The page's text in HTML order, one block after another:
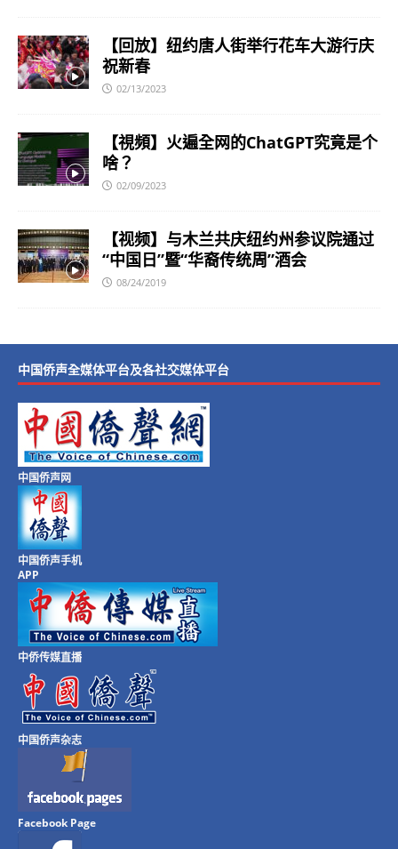
【回放】纽约唐人街举行花车大游行庆
祝新春
02/13/2023
【視頻】火遍全网的ChatGPT究竟是个
啥？
02/09/2023
【视频】与木兰共庆纽约州参议院通过
“中国日”暨“华裔传统周”酒会
08/24/2019
中国侨声全媒体平台及各社交媒体平台
中国侨声网
中国侨声手机
APP
中侨传媒直播
中国侨声杂志
Facebook Page